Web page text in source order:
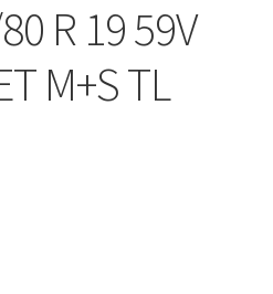
R 19 59V
M+S TL